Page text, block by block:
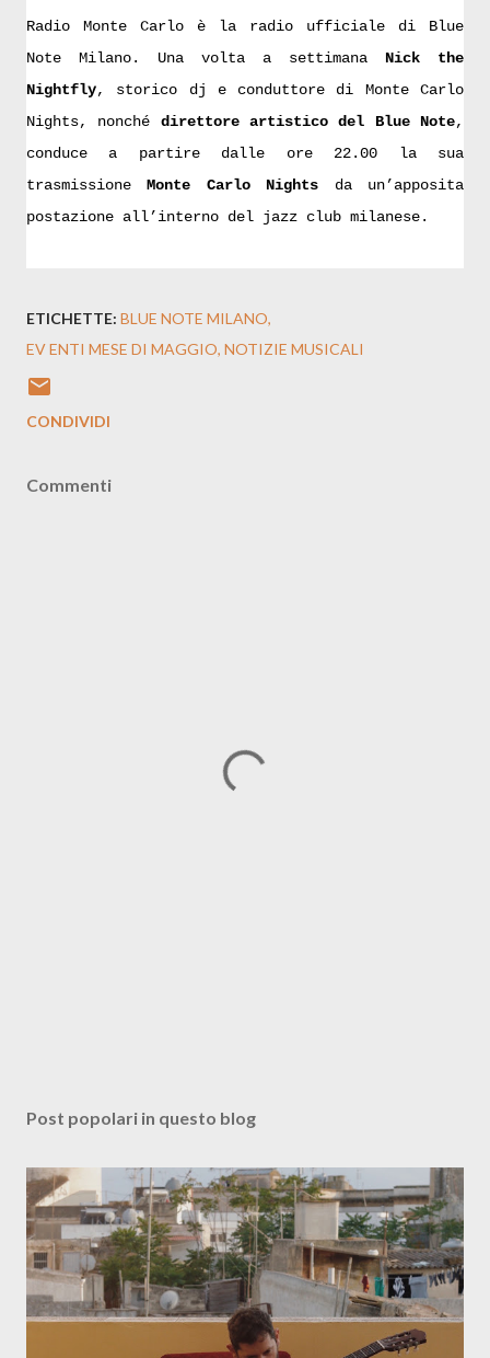
Radio Monte Carlo è la radio ufficiale di Blue
Note Milano. Una volta a settimana Nick the
Nightfly, storico dj e conduttore di Monte Carlo
Nights, nonché direttore artistico del Blue Note,
conduce a partire dalle ore 22.00 la sua
trasmissioneMonte Carlo Nights da un’apposita
postazione all’interno del jazz club milanese.
ETICHETTE: BLUE NOTE MILANO
EV ENTI MESE DI MAGGIO NOTIZIE MUSICALI
CONDIVIDI
Commenti
Post popolari in questo blog